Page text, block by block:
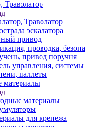
Траволатор
Траволатор
эскалатора
привод
проводка,
привод поручня
управления, системы
паллеты
материалы
материалы
для крепежа